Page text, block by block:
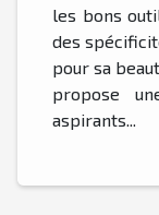
les bons
des
pour sa
propose
aspirants...